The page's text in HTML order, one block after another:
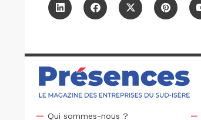
Qui sommes-nous ?